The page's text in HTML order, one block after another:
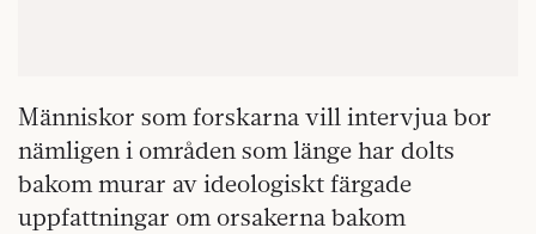
Människor som forskarna vill intervjua bor
nämligen i områden som länge har dolts
bakom murar av ideologiskt färgade
uppfattningar om orsakerna bakom